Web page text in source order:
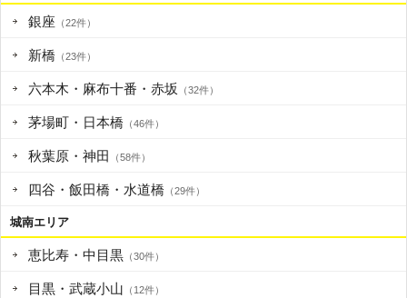
銀座 （22件）
新橋 （23件）
六本木・麻布十番・赤坂 （32件）
茅場町・日本橋 （46件）
秋葉原・神田 （58件）
四谷・飯田橋・水道橋 （29件）
城南エリア
恵比寿・中目黒 （30件）
目黒・武蔵小山 （12件）